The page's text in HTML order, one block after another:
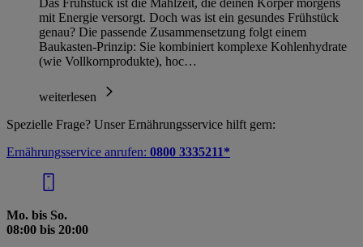
Das Frühstück ist die Mahlzeit, die deinen Körper morgens
mit Energie versorgt. Doch was ist ein gesundes Frühstück
genau? Die passende Zusammensetzung folgt einem
Baukasten-Prinzip: Sie kombiniert komplexe Kohlenhydrate
(wie Vollkornprodukte), hoc…
weiterlesen
Spezielle Frage? Unser Ernährungsservice hilft gern:
Ernährungsservice anrufen: 0800 3335211*
Mo. bis So.
08:00 bis 20:00